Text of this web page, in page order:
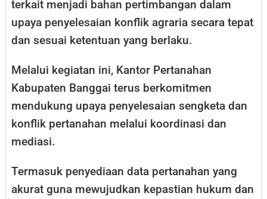
terkait menjadi bahan pertimbangan dalam
upaya penyelesaian konflik agraria secara tepat
dan sesuai ketentuan yang berlaku.
Melalui kegiatan ini, Kantor Pertanahan
Kabupaten Banggai terus berkomitmen
mendukung upaya penyelesaian sengketa dan
konflik pertanahan melalui koordinasi dan
mediasi.
Termasuk penyediaan data pertanahan yang
akurat guna mewujudkan kepastian hukum dan